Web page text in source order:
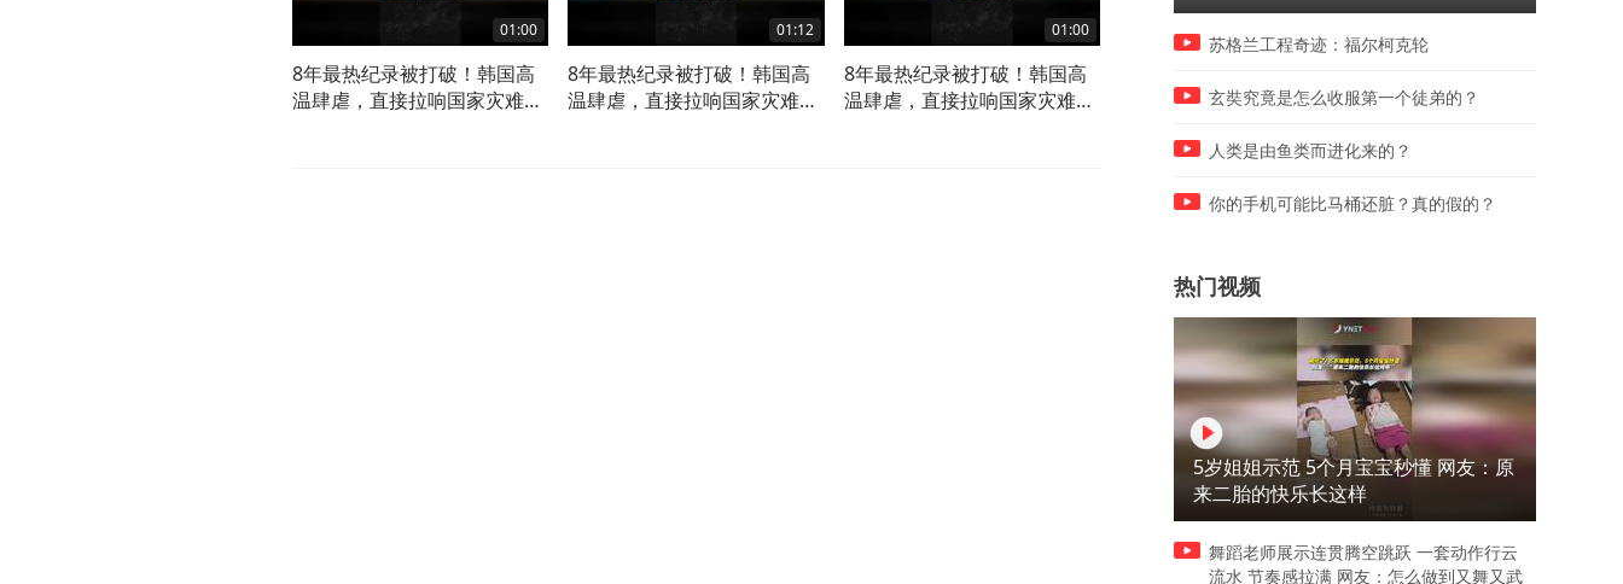
01:00
8年最热纪录被打破！韩国高
温肆虐，直接拉响国家灾难警
01:12
8年最热纪录被打破！韩国高
温肆虐，直接拉响国家灾难警
01:00
8年最热纪录被打破！韩国高
温肆虐，直接拉响国家灾难警
温肆虐，直接拉响国家灾难警
足，伊朗对海湾国家下“最后
苏格兰工程奇迹：福尔柯克轮
玄奘究竟是怎么收服第一个徒弟的？
人类是由鱼类而进化来的？
你的手机可能比马桶还脏？真的假的？
热门视频
5岁姐姐示范 5个月宝宝秒懂 网友：原
来二胎的快乐长这样
舞蹈老师展示连贯腾空跳跃 一套动作行云
流水 节奏感拉满 网友：怎么做到又舞又武